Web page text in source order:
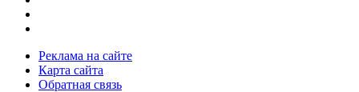
Реклама на сайте
Карта сайта
Обратная связь